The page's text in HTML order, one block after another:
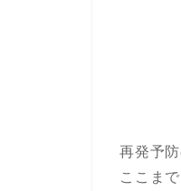
再発予
ここま